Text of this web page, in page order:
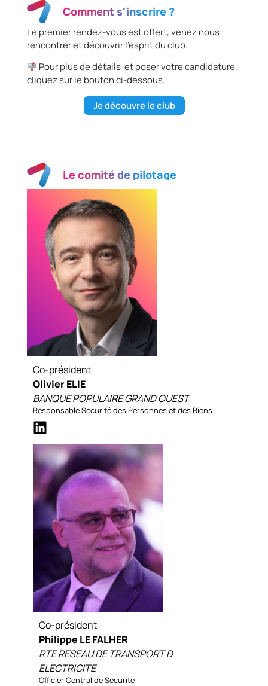
Comment s'inscrire ?
Le premier rendez-vous est offert, venez nous
rencontrer et découvrir l’esprit du club.
Pour plus de détails et poser votre candidature,
cliquez sur le bouton ci-dessous.
Je découvre le club
Le comité de pilotage
Co-président
Olivier ELIE
BANQUE POPULAIRE GRAND OUEST
Responsable Sécurité des Personnes et des Biens
Co-président
Philippe LE FALHER
RTE RESEAU DE TRANSPORT D
ELECTRICITE
Officier Central de Sécurité